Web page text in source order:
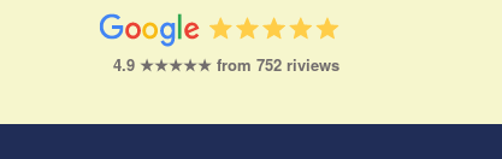
4.9 ★★★★★ from 752 riviews